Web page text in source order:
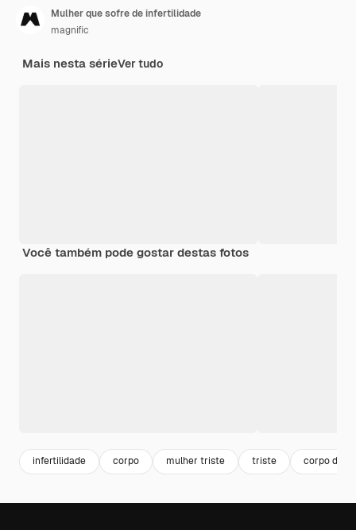
Mulher que sofre de infertilidade
magnific
Mais nesta sérieVer tudo
Você também pode gostar destas fotos
infertilidade corpo mulher triste triste corpo de